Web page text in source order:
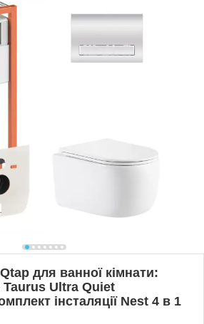
для ванної кімнати:
Taurus Ultra Quiet
інсталяції Nest 4 в 1